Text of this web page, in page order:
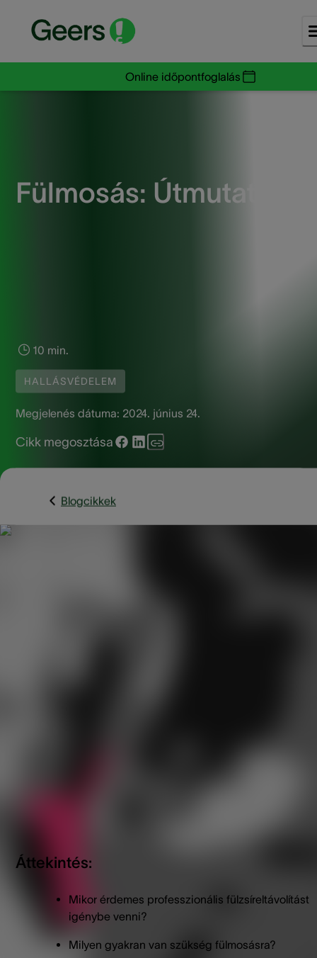
Online időpontfoglalás
Fülmosás: Útmutató
10 min.
HALLÁSVÉDELEM
Megjelenés dátuma: 2024. június 24.
Cikk megosztása
Blogcikkek
Áttekintés:
Mikor érdemes professzionális fülzsíreltávolítást
igénybe venni?
Milyen gyakran van szükség fülmosásra?